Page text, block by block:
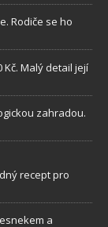
Rodiče se ho
Kč. Malý detail její
zahradou.
recept pro
a